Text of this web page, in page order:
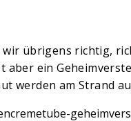
übrigens richtig,
aber ein
werden am Strand